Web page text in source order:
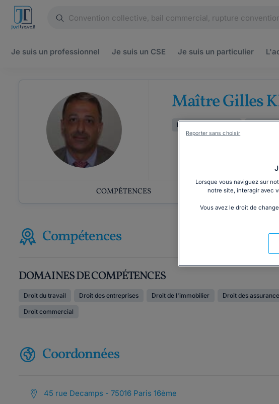
Je suis un professionnel Je suis un CSE Je suis un particulier
Maître Gilles
Droit des assurances
COMPÉTENCES
Compétences
DOMAINES DE COMPÉTENCES
Droit du travail Droit des entreprises Droit de l'immobilier Droit des
Droit commercial
Coordonnées
45 rue Decamps - 75016 Paris 16ème
Lorsque vous naviguez sur
notre site, interagir avec
Vous avez le droit de
Reporter sans choisir